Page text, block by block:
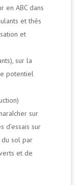
en ABC dans
et thés
et
sur la
potentiel
sur
d’essais sur
du sol par
et de